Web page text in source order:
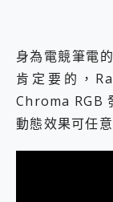
身為電競筆電
肯定要的，
Chroma RGB
動態效果可任